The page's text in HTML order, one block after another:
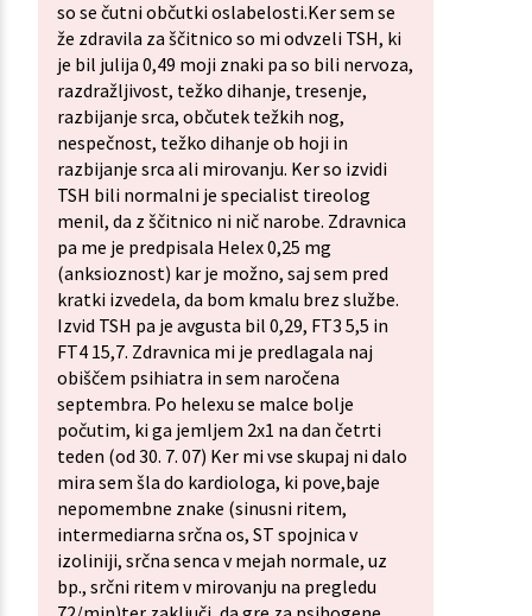
so se čutni občutki oslabelosti.Ker sem se
že zdravila za ščitnico so mi odvzeli TSH, ki
je bil julija 0,49 moji znaki pa so bili nervoza,
razdražljivost, težko dihanje, tresenje,
razbijanje srca, občutek težkih nog,
nespečnost, težko dihanje ob hoji in
razbijanje srca ali mirovanju. Ker so izvidi
TSH bili normalni je specialist tireolog
menil, da z ščitnico ni nič narobe. Zdravnica
pa me je predpisala Helex 0,25 mg
(anksioznost) kar je možno, saj sem pred
kratki izvedela, da bom kmalu brez službe.
Izvid TSH pa je avgusta bil 0,29, FT3 5,5 in
FT4 15,7. Zdravnica mi je predlagala naj
obiščem psihiatra in sem naročena
septembra. Po helexu se malce bolje
počutim, ki ga jemljem 2x1 na dan četrti
teden (od 30. 7. 07) Ker mi vse skupaj ni dalo
mira sem šla do kardiologa, ki pove,baje
nepomembne znake (sinusni ritem,
intermediarna srčna os, ST spojnica v
izoliniji, srčna senca v mejah normale, uz
bp., srčni ritem v mirovanju na pregledu